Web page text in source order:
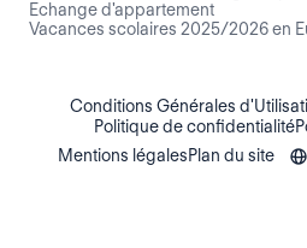
Echange d'appartement
Vacances scolaires 2025/2026 en
Conditions Générales
Politique de confidentialité
Mentions légalesPlan du site